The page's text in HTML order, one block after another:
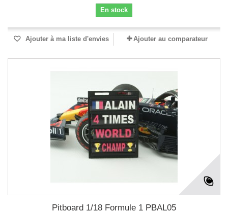
En stock
Ajouter à ma liste d'envies Ajouter au comparateur
Pitboard 1/18 Formule 1 PBAL05